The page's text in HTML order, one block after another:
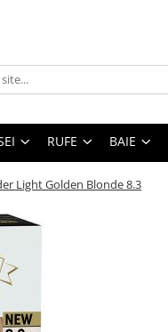
RUFE BAIE
Light Golden Blonde 8.3